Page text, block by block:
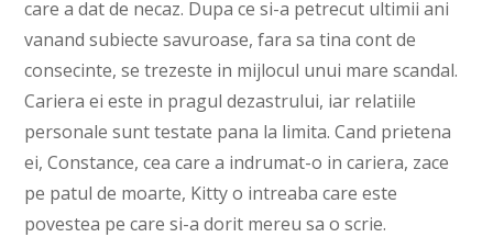
care a dat de necaz. Dupa ce si-a petrecut ultimii ani
vanand subiecte savuroase, fara sa tina cont de
consecinte, se trezeste in mijlocul unui mare scandal.
Cariera ei este in pragul dezastrului, iar relatiile
personale sunt testate pana la limita. Cand prietena
ei, Constance, cea care a indrumat-o in cariera, zace
pe patul de moarte, Kitty o intreaba care este
povestea pe care si-a dorit mereu sa o scrie.